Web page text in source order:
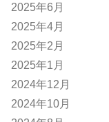
2025年6月
2025年4月
2025年2月
2025年1月
2024年12月
2024年10月